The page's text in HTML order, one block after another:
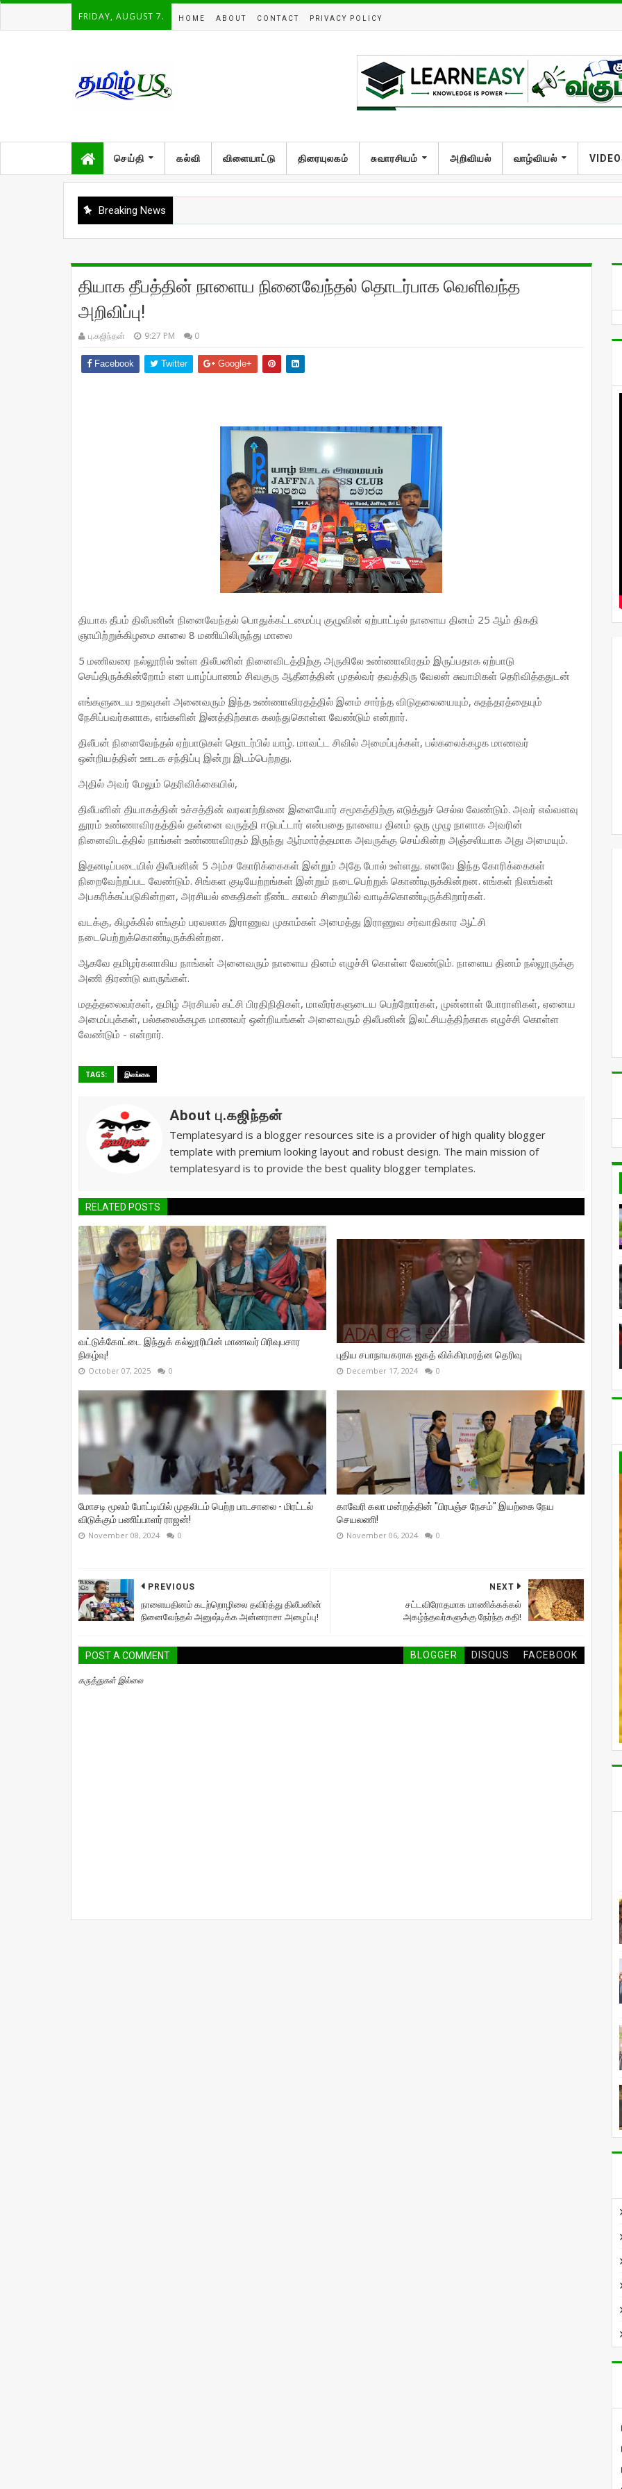
FRIDAY, AUGUST 7. HOME ABOUT CONTACT PRIVACY POLICY
செய்தி கல்வி விளையாட்டு திரையுலகம் சுவாரசியம் அறிவியல் வாழ்வியல்
Breaking News
தியாக தீபத்தின் நாளைய நினைவேந்தல் தொடர்பாக வெளிவந்த
அறிவிப்பு!
பு.கஜிந்தன் 9:27 PM 0
Facebook Twitter Google+
தியாக தீபம் திலீபனின் நினைவேந்தல் பொதுக்கட்டமைப்பு குழுவின் ஏற்பாட்டில் நாளைய தினம் 25 ஆம் திகதி
ஞாயிற்றுக்கிழமை காலை 8 மணியிலிருந்து மாலை
5 மணிவரை நல்லூரில் உள்ள திலீபனின் நினைவிடத்திற்கு அருகிலே உண்ணாவிரதம் இருப்பதாக ஏற்பாடு
செய்திருக்கின்றோம் என யாழ்ப்பாணம் சிவகுரு ஆதீனத்தின் முதல்வர் தவத்திரு வேலன் சுவாமிகள் தெரிவித்ததுடன்
எங்களுடைய உறவுகள் அனைவரும் இந்த உண்ணாவிரதத்தில் இனம் சார்ந்த விடுதலையையும், சுதந்தரத்தையும்
நேசிப்பவர்களாக, எங்களின் இனத்திற்காக கலந்துகொள்ள வேண்டும் என்றார்.
திலீபன் நினைவேந்தல் ஏற்பாடுகள் தொடர்பில் யாழ். மாவட்ட சிவில் அமைப்புக்கள், பல்கலைக்கழக மாணவர்
ஒன்றியத்தின் ஊடக சந்திப்பு இன்று இடம்பெற்றது.
அதில் அவர் மேலும் தெரிவிக்கையில்,
திலீபனின் தியாகத்தின் உச்சத்தின் வரலாற்றினை இளையோர் சமூகத்திற்கு எடுத்துச் செல்ல வேண்டும். அவர் எவ்வளவு
தூரம் உண்ணாவிரதத்தில் தன்னை வருத்தி ஈடுபட்டார் என்பதை நாளைய தினம் ஒரு முழு நாளாக அவரின்
நினைவிடத்தில் நாங்கள் உண்ணாவிரதம் இருந்து ஆர்மார்த்தமாக அவருக்கு செய்கின்ற அஞ்சலியாக அது அமையும்.
இதனடிப்படையில் திலீபனின் 5 அம்ச கோரிக்கைகள் இன்றும் அதே போல் உள்ளது. எனவே இந்த கோரிக்கைகள்
நிறைவேற்றப்பட வேண்டும். சிங்கள குடியேற்றங்கள் இன்றும் நடைபெற்றுக் கொண்டிருக்கின்றன. எங்கள் நிலங்கள்
அபகரிக்கப்படுகின்றன, அரசியல் கைதிகள் நீண்ட காலம் சிறையில் வாடிக்கொண்டிருக்கிறார்கள்.
வடக்கு, கிழக்கில் எங்கும் பரவலாக இராணுவ முகாம்கள் அமைத்து இராணுவ சர்வாதிகார ஆட்சி
நடைபெற்றுக்கொண்டிருக்கின்றன.
ஆகவே தமிழர்களாகிய நாங்கள் அனைவரும் நாளைய தினம் எழுச்சி கொள்ள வேண்டும். நாளைய தினம் நல்லூருக்கு
அணி திரண்டு வாருங்கள்.
மதத்தலைவர்கள், தமிழ் அரசியல் கட்சி பிரதிநிதிகள், மாவீரர்களுடைய பெற்றோர்கள், முன்னாள் போராளிகள், ஏனைய
அமைப்புக்கள், பல்கலைக்கழக மாணவர் ஒன்றியங்கள் அனைவரும் திலீபனின் இலட்சியத்திற்காக எழுச்சி கொள்ள
வேண்டும் - என்றார்.
TAGS: இலங்கை
About பு.கஜிந்தன்
Templatesyard is a blogger resources site is a provider of high quality blogger
template with premium looking layout and robust design. The main mission of
templatesyard is to provide the best quality blogger templates.
RELATED POSTS
வட்டுக்கோட்டை இந்துக் கல்லூரியின் மாணவர் பிரிவுபசார
நிகழ்வு!
October 07, 2025 0
புதிய சபாநாயகராக ஜகத் விக்கிரமரத்ன தெரிவு
December 17, 2024 0
மோசடி மூலம் போட்டியில் முதலிடம் பெற்ற பாடசாலை - மிரட்டல்
விடுக்கும் பணிப்பாளர் ராஜன்!
November 08, 2024 0
காவேரி கலா மன்றத்தின் "பிரபஞ்ச நேசம்" இயற்கை நேய
செயலணி!
November 06, 2024 0
NEXT
சட்டவிரோதமாக மாணிக்கக்கல்
அகழ்ந்தவர்களுக்கு நேர்ந்த கதி!
PREVIOUS
நாளையதினம் கடற்றொழிலை தவிர்த்து திலீபனின்
நினைவேந்தல் அனுஷ்டிக்க அன்னராசா அழைப்பு!
POST A COMMENT BLOGGER DISQUS FACEBOOK
கருத்துகள் இல்லை